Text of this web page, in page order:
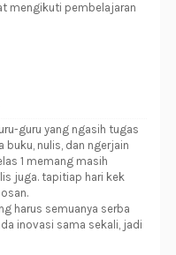
mengikuti pembelajaran
guru yang ngasih tugas
buku, nulis, dan ngerjain
1 memang masih
juga. tapitiap hari kek
harus semuanya serba
inovasi sama sekali, jadi